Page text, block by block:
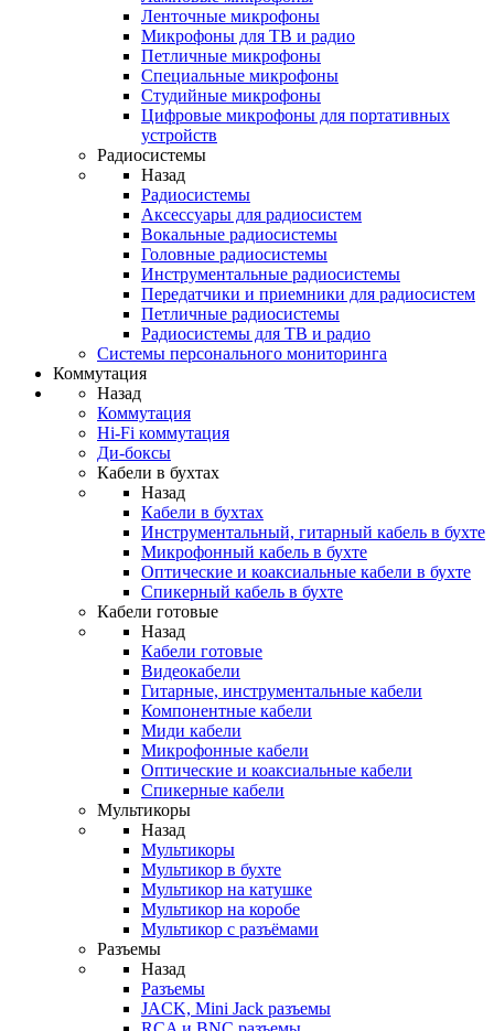
Ленточные микрофоны
Микрофоны для ТВ и радио
Петличные микрофоны
Специальные микрофоны
Студийные микрофоны
Цифровые микрофоны для портативных
устройств
Радиосистемы
Назад
Радиосистемы
Аксессуары для радиосистем
Вокальные радиосистемы
Головные радиосистемы
Инструментальные радиосистемы
Передатчики и приемники для радиосистем
Петличные радиосистемы
Радиосистемы для ТВ и радио
Системы персонального мониторинга
Коммутация
Назад
Коммутация
Hi-Fi коммутация
Ди-боксы
Кабели в бухтах
Назад
Кабели в бухтах
Инструментальный, гитарный кабель в бухте
Микрофонный кабель в бухте
Оптические и коаксиальные кабели в бухте
Спикерный кабель в бухте
Кабели готовые
Назад
Кабели готовые
Видеокабели
Гитарные, инструментальные кабели
Компонентные кабели
Миди кабели
Микрофонные кабели
Оптические и коаксиальные кабели
Спикерные кабели
Мультикоры
Назад
Мультикоры
Мультикор в бухте
Мультикор на катушке
Мультикор на коробе
Мультикор с разъёмами
Разъемы
Назад
Разъемы
JACK, Mini Jack разъемы